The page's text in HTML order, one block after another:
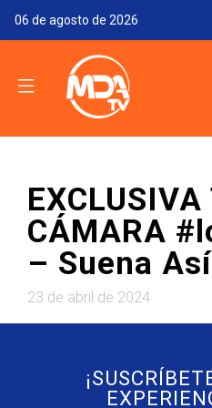
06 de agosto de 2026
EXCLUSIVA
CÁMARA
– Suena Así
23 de abril de 2024